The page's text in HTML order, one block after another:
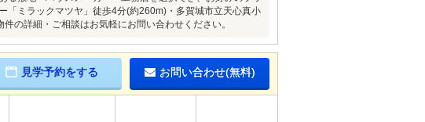
ミラックマツヤ」徒歩4分(約260m)・多賀城市立天心真小
詳細・ご相談はお気軽にお問い合わせください。
見学予約をする お問い合わせ(無料)